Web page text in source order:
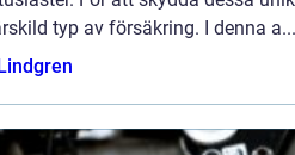
typ av försäkring. I denna a...